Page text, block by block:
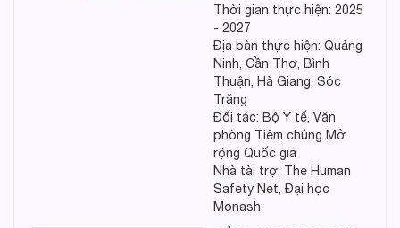
Thời gian thực hiện: 2025
- 2027
Địa bàn thực hiện: Quảng
Ninh, Cần Thơ, Bình
Thuận, Hà Giang, Sóc
Trăng
Đối tác: Bộ Y tế, Văn
phòng Tiêm chủng Mở
rộng Quốc gia
Nhà tài trợ: The Human
Safety Net, Đại học
Monash